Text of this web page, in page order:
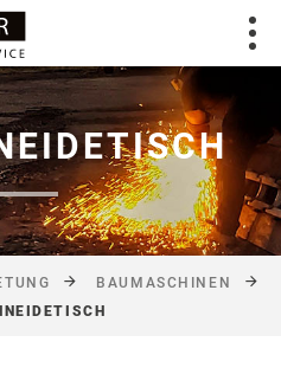
BAUMASCHINEN